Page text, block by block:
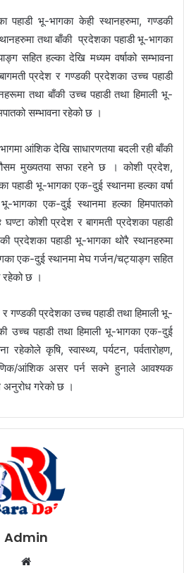
पहाडी भू-भागका केही स्थानहरुमा, गण्डकी
तथा बाँकी प्रदेशका पहाडी भू-भागका
सहित हल्का देखि मध्यम वर्षाको सम्भावना
प्रदेश र गण्डकी प्रदेशका उच्च पहाडी
तथा बाँकी उच्च पहाडी तथा हिमाली भू‍-
सम्भावना रहेको छ ।
आंशिक देखि साधारणतया बदली रही बाँकी
मुख्यतया सफा रहने छ । कोशी प्रदेश,
भू-भागका एक-दुई स्थानमा हल्का वर्षा
भागका एक-दुई स्थानमा हल्का हिमपातको
कोशी प्रदेश र बागमती प्रदेशका पहाडी
प्रदेशका पहाडी भू-भागका थोरै स्थानहरुमा
एक-दुई स्थानमा मेघ गर्जन/चट्याङ्ग सहित
रहेको छ ।
गण्डकी प्रदेशका उच्च पहाडी तथा हिमाली भू‍-
उच्च पहाडी तथा हिमाली भू-भागका एक-दुई
रहेकोले कृषि, स्वास्थ्य, पर्यटन, पर्वतारोहण,
आंशिक असर पर्न सक्ने हुनाले आवश्यक
अनुरोध गरेको छ ।
Admin